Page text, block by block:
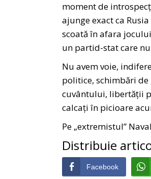
moment de
ajunge exact ca
scoată în afara
un partid-stat care
Nu avem voie,
politice, schimbări
cuvântului, libertății
calcați în picioare
Pe „extremistul”
Distribuie
Facebook